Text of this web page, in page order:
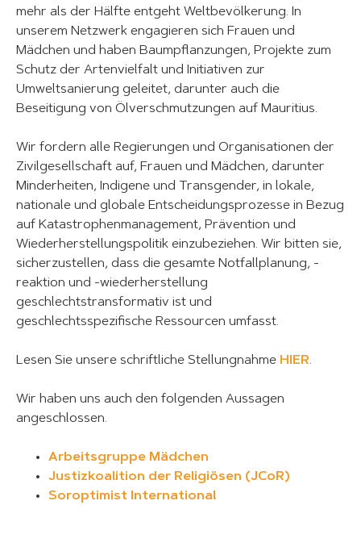
mehr als der Hälfte entgeht Weltbevölkerung. In
unserem Netzwerk engagieren sich Frauen und
Mädchen und haben Baumpflanzungen, Projekte zum
Schutz der Artenvielfalt und Initiativen zur
Umweltsanierung geleitet, darunter auch die
Beseitigung von Ölverschmutzungen auf Mauritius.
Wir fordern alle Regierungen und Organisationen der
Zivilgesellschaft auf, Frauen und Mädchen, darunter
Minderheiten, Indigene und Transgender, in lokale,
nationale und globale Entscheidungsprozesse in Bezug
auf Katastrophenmanagement, Prävention und
Wiederherstellungspolitik einzubeziehen. Wir bitten sie,
sicherzustellen, dass die gesamte Notfallplanung, -
reaktion und -wiederherstellung
geschlechtstransformativ ist und
geschlechtsspezifische Ressourcen umfasst.
Lesen Sie unsere schriftliche Stellungnahme HIER.
Wir haben uns auch den folgenden Aussagen
angeschlossen.
Arbeitsgruppe Mädchen
Justizkoalition der Religiösen (JCoR)
Soroptimist International